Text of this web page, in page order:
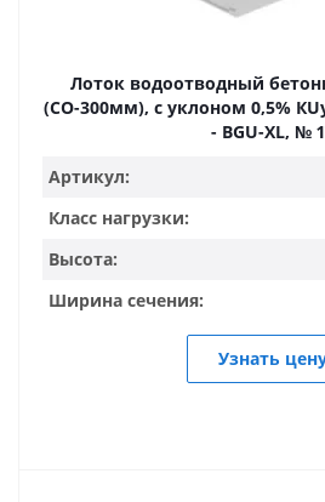
Лоток водоотводный
(СО-300мм), с уклоном 0,5%
- BGU-XL, №
Артикул:
Класс нагрузки:
Высота:
Ширина сечения:
Узнать